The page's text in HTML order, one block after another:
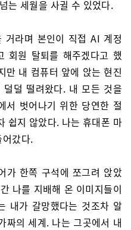
는 세월을 사귈 수 있었다.
라며 본인이 직접 AI 계정
회원 탈퇴를 해주겠다고 했
만 내 컴퓨터 앞에 앉는 현진
덜 떨려왔다. 내 모든 것을
서 벗어나기 위한 당연한 절
쉽지 않았다. 나는 휴대폰 마
갔다.
가 한쪽 구석에 쪼그려 앉았
나를 지배해 온 이미지들이
내가 갈망했다는 것조차 알
짜의 세계. 나는 그곳에서 내